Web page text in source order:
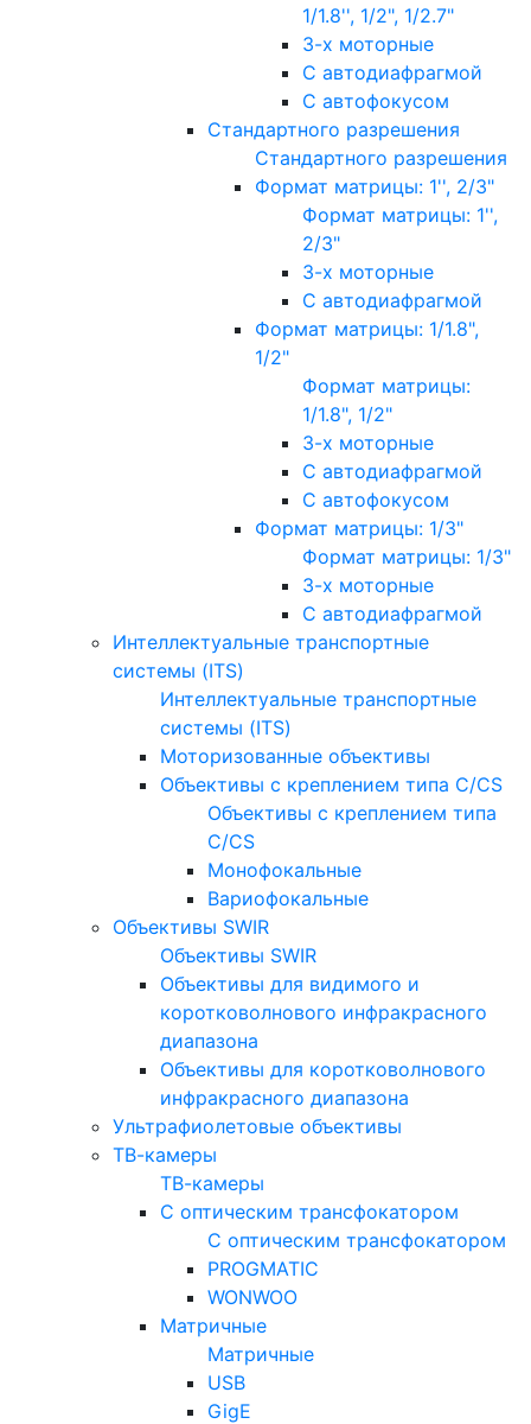
1/1.8'', 1/2", 1/2.7"
3-х моторные
С автодиафрагмой
С автофокусом
Стандартного разрешения
Стандартного разрешения
Формат матрицы: 1'', 2/3"
Формат матрицы: 1'',
2/3"
3-х моторные
С автодиафрагмой
Формат матрицы: 1/1.8",
1/2"
Формат матрицы:
1/1.8", 1/2"
3-х моторные
С автодиафрагмой
С автофокусом
Формат матрицы: 1/3"
Формат матрицы: 1/3"
3-х моторные
С автодиафрагмой
Интеллектуальные транспортные
системы (ITS)
Интеллектуальные транспортные
системы (ITS)
Моторизованные объективы
Объективы с креплением типа C/CS
Объективы с креплением типа
C/CS
Монофокальные
Вариофокальные
Объективы SWIR
Объективы SWIR
Объективы для видимого и
коротковолнового инфракрасного
диапазона
Объективы для коротковолнового
инфракрасного диапазона
Ультрафиолетовые объективы
ТВ-камеры
ТВ-камеры
С оптическим трансфокатором
С оптическим трансфокатором
PROGMATIC
WONWOO
Матричные
Матричные
USB
GigE